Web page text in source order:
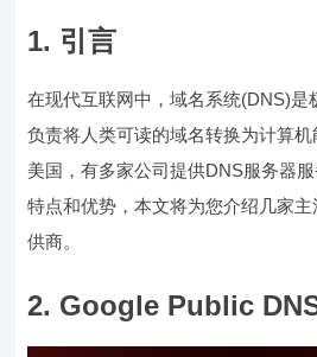
1. 引言
在现代互联网中，域名系统(DNS)是
负责将人类可读的域名转换为计算
美国，有多家公司提供DNS服务器
特点和优势，本文将为您介绍几家
供商。
2. Google Public